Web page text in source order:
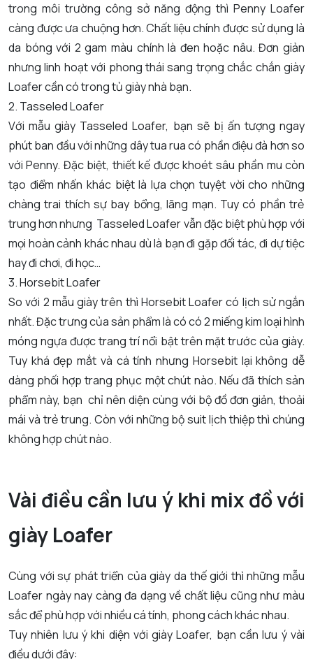
trong môi trường công sở năng động thì Penny Loafer
càng được ưa chuộng hơn. Chất liệu chính được sử dụng là
da bóng với 2 gam màu chính là đen hoặc nâu. Đơn giản
nhưng linh hoạt với phong thái sang trọng chắc chắn giày
Loafer cần có trong tủ giày nhà bạn.
2. Tasseled Loafer
Với mẫu giày Tasseled Loafer, bạn sẽ bị ấn tượng ngay
phút ban đầu với những dây tua rua có phần điệu đà hơn so
với Penny. Đặc biệt, thiết kế được khoét sâu phần mu còn
tạo điểm nhấn khác biệt là lựa chọn tuyệt vời cho những
chàng trai thích sự bay bổng, lãng mạn. Tuy có phần trẻ
trung hơn nhưng Tasseled Loafer vẫn đặc biệt phù hợp với
mọi hoàn cảnh khác nhau dù là bạn đi gặp đối tác, đi dự tiệc
hay đi chơi, đi học…
3. Horsebit Loafer
So với 2 mẫu giày trên thì Horsebit Loafer có lịch sử ngắn
nhất. Đặc trưng của sản phẩm là có có 2 miếng kim loại hình
móng ngựa được trang trí nổi bật trên mặt trước của giày.
Tuy khá đẹp mắt và cá tính nhưng Horsebit lại không dễ
dàng phối hợp trang phục một chút nào. Nếu đã thích sản
phẩm này, bạn chỉ nên diện cùng với bộ đồ đơn giản, thoải
mái và trẻ trung. Còn với những bộ suit lịch thiệp thì chúng
không hợp chút nào.
Vài điều cần lưu ý khi mix đồ với
giày Loafer
Cùng với sự phát triển của giày da thế giới thì những mẫu
Loafer ngày nay càng đa dạng về chất liệu cũng như màu
sắc để phù hợp với nhiều cá tính, phong cách khác nhau.
Tuy nhiên lưu ý khi diện với giày Loafer, bạn cần lưu ý vài
điều dưới đây: